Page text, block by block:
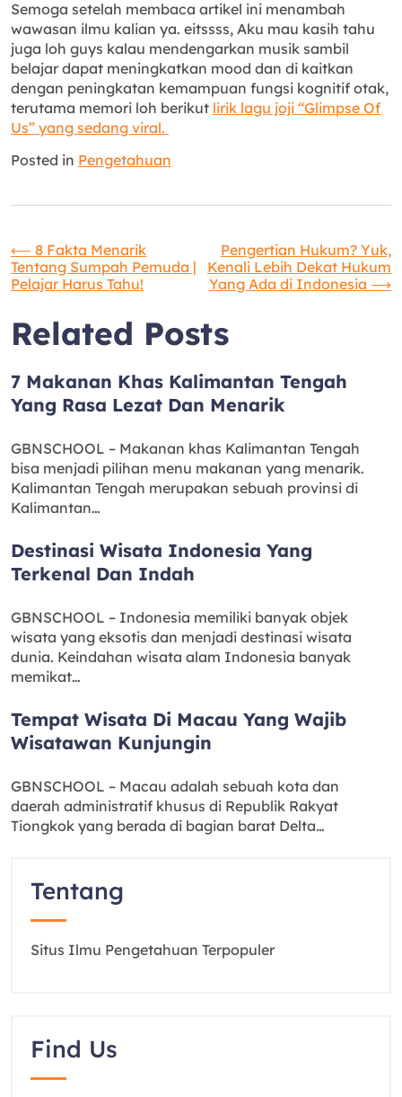
Semoga setelah membaca artikel ini menambah
wawasan ilmu kalian ya. eitssss, Aku mau kasih tahu
juga loh guys kalau mendengarkan musik sambil
belajar dapat meningkatkan mood dan di kaitkan
dengan peningkatan kemampuan fungsi kognitif otak,
terutama memori loh berikut lirik lagu joji “Glimpse Of
Us” yang sedang viral.
Posted in Pengetahuan
Navigasi
pos
⟵ 8 Fakta Menarik
Tentang Sumpah Pemuda |
Pelajar Harus Tahu!
Pengertian Hukum? Yuk,
Kenali Lebih Dekat Hukum
Yang Ada di Indonesia ⟶
Related Posts
7 Makanan Khas Kalimantan Tengah
Yang Rasa Lezat Dan Menarik
GBNSCHOOL – Makanan khas Kalimantan Tengah
bisa menjadi pilihan menu makanan yang menarik.
Kalimantan Tengah merupakan sebuah provinsi di
Kalimantan…
Destinasi Wisata Indonesia Yang
Terkenal Dan Indah
GBNSCHOOL – Indonesia memiliki banyak objek
wisata yang eksotis dan menjadi destinasi wisata
dunia. Keindahan wisata alam Indonesia banyak
memikat…
Tempat Wisata Di Macau Yang Wajib
Wisatawan Kunjungin
GBNSCHOOL – Macau adalah sebuah kota dan
daerah administratif khusus di Republik Rakyat
Tiongkok yang berada di bagian barat Delta…
Tentang
Situs Ilmu Pengetahuan Terpopuler
Find Us